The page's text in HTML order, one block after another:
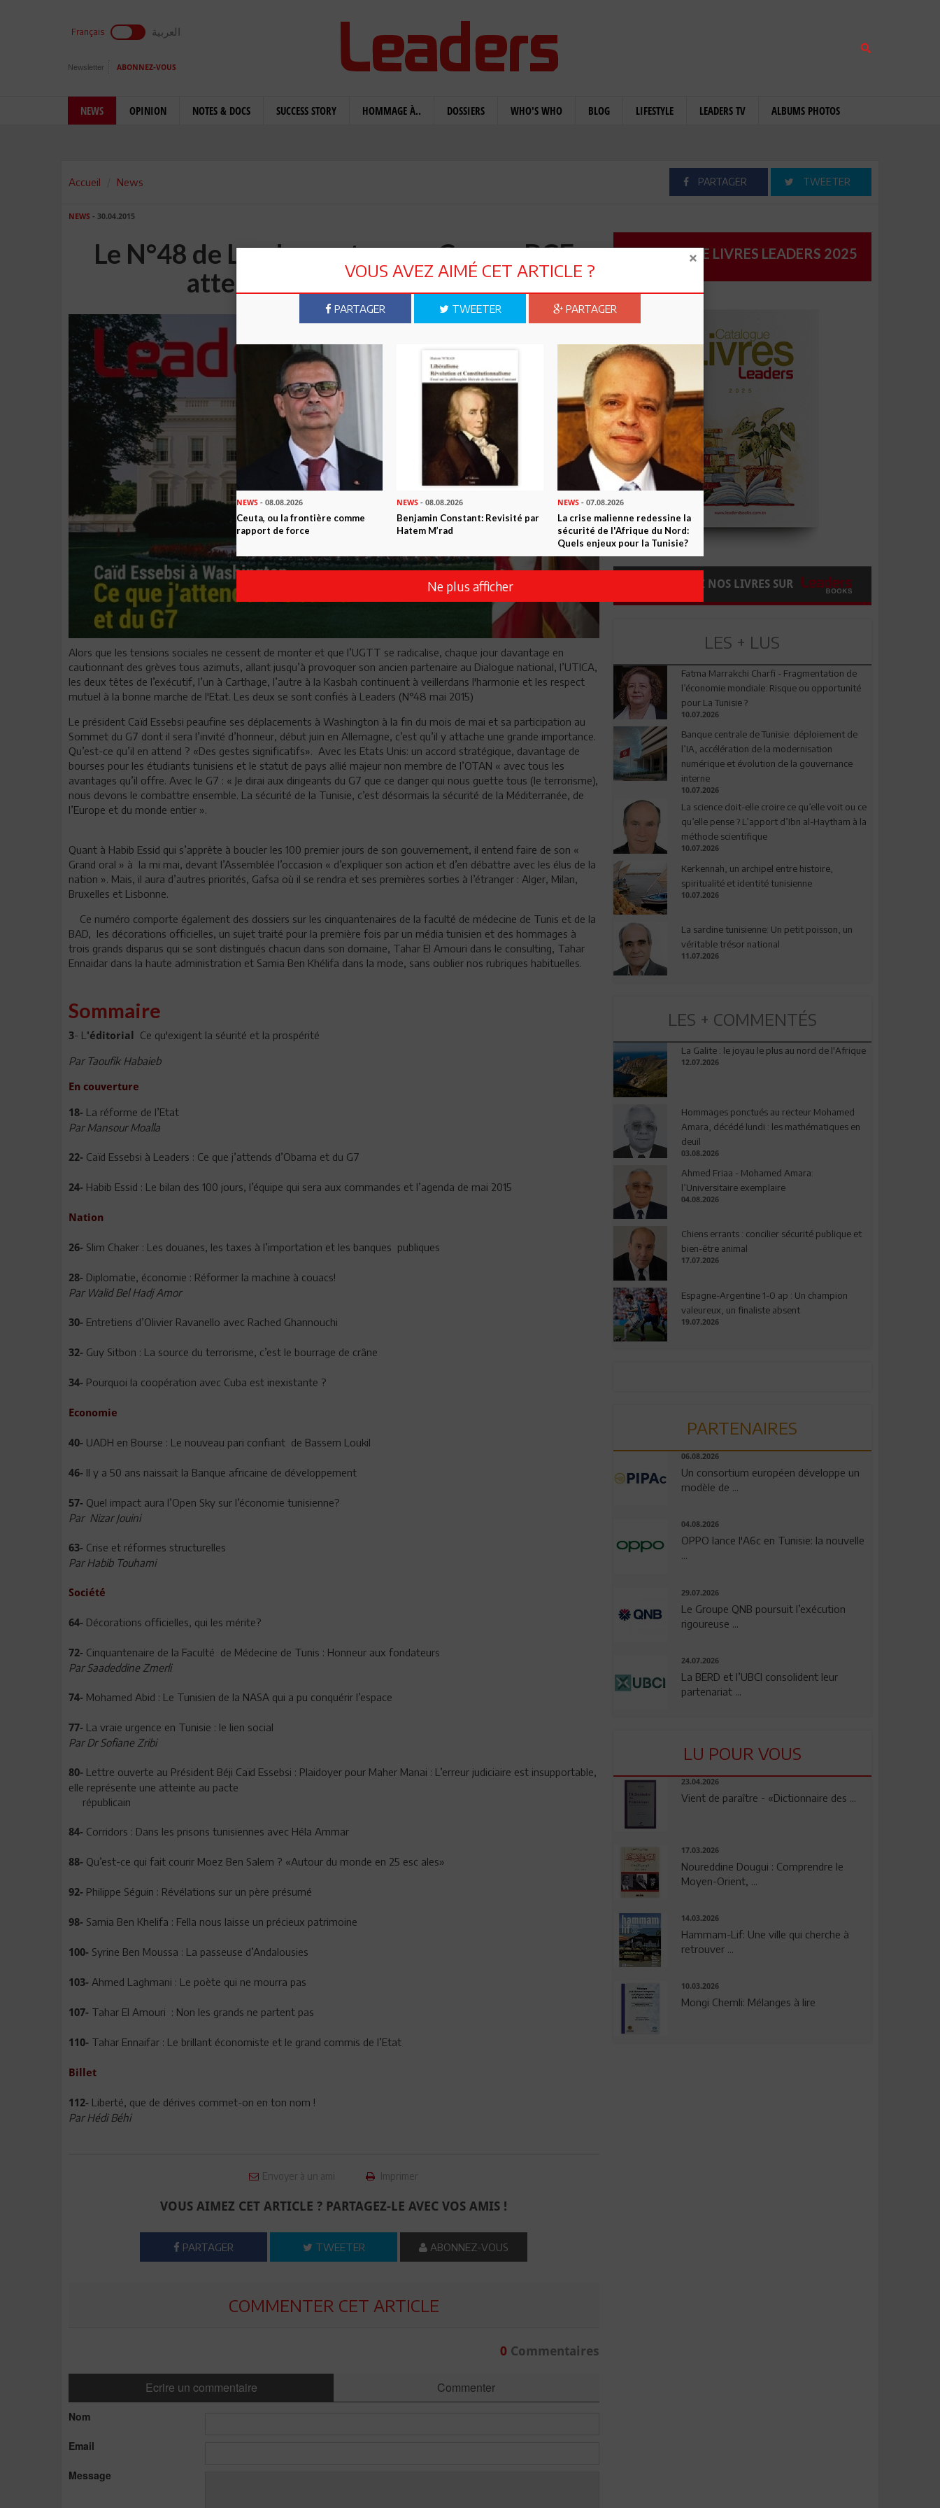
Français العربية
Newsletter ABONNEZ-VOUS
NEWS OPINION NOTES & DOCS SUCCESS STORY HOMMAGE À.. DOSSIERS WHO'S WHO BLOG LIFESTYLE LEADERS TV ALBUMS PHOTOS
Accueil News PARTAGER TWEETER
NEWS - 30.04.2015
Le N°48 de Leaders est paru : Ce que BCE
attend d'Obama et du G7
Alors que les tensions sociales ne cessent de monter et que l’UGTT se radicalise, chaque jour davantage en
cautionnant des grèves tous azimuts, allant jusqu’à provoquer son ancien partenaire au Dialogue national, l’UTICA,
les deux têtes de l’exécutif, l’un à Carthage, l’autre à la Kasbah continuent à veillerdans l'harmonie et les respect
mutuel à la bonne marche de l'Etat. Les deux se sont confiés à Leaders (N°48 mai 2015)
Le président Caïd Essebsi peaufine ses déplacements à Washington à la fin du mois de mai et sa participation au
Sommet du G7 dont il sera l’invité d’honneur, début juin en Allemagne, c’est qu’il y attache une grande importance.
Qu’est-ce qu’il en attend ? «Des gestes significatifs». Avec les Etats Unis: un accord stratégique, davantage de
bourses pour les étudiants tunisiens et le statut de pays allié majeur non membre de l’OTAN « avec tous les
avantages qu’il offre. Avec le G7 : « Je dirai aux dirigeants du G7 que ce danger qui nous guette tous (le terrorisme),
nous devons le combattre ensemble. La sécurité de la Tunisie, c’est désormais la sécurité de la Méditerranée, de
l’Europe et du monde entier ».
Quant à Habib Essid qui s’apprête à boucler les 100 premier jours de son gouvernement, il entend faire de son «
Grand oral » à la mi mai, devant l’Assemblée l’occasion « d’expliquer son action et d’en débattre avec les élus de la
nation ». Mais, il aura d’autres priorités, Gafsa où il se rendra et ses premières sorties à l’étranger : Alger, Milan,
Bruxelles et Lisbonne.
Ce numéro comporte également des dossiers sur les cinquantenaires de la faculté de médecine de Tunis et de la
BAD, les décorations officielles, un sujet traité pour la première fois par un média tunisien et des hommages à
trois grands disparus qui se sont distingués chacun dans son domaine, Tahar El Amouri dans le consulting, Tahar
Ennaidar dans la haute administration et Samia Ben Khélifa dans la mode, sans oublier nos rubriques habituelles.
Sommaire
3- L 'éditorial Ce qu'exigent la séurité et la prospérité
Par Taoufik Habaieb
En couverture
18- La réforme de l’Etat
Par Mansour Moalla
22- Caïd Essebsi à Leaders : Ce que j’attends d’Obama et du G7
24- Habib Essid : Le bilan des 100 jours, l’équipe qui sera aux commandes et l’agenda de mai 2015
Nation
26- Slim Chaker : Les douanes, les taxes à l’importation et les banques publiques
28- Diplomatie, économie : Réformer la machine à couacs!
Par Walid Bel Hadj Amor
30- Entretiens d’Olivier Ravanello avec Rached Ghannouchi
32- Guy Sitbon : La source du terrorisme, c’est le bourrage de crâne
34- Pourquoi la coopération avec Cuba est inexistante ?
Economie
40- UADH en Bourse : Le nouveau pari confiant de Bassem Loukil
46- Il y a 50 ans naissait la Banque africaine de développement
57- Quel impact aura l’Open Sky sur l’économie tunisienne?
Par Nizar Jouini
63- Crise et réformes structurelles
Par Habib Touhami
Société
64- Décorations officielles, qui les mérite?
72- Cinquantenaire de la Faculté de Médecine de Tunis : Honneur aux fondateurs
Par Saadeddine Zmerli
74- Mohamed Abid : Le Tunisien de la NASA qui a pu conquérir l’espace
77- La vraie urgence en Tunisie : le lien social
Par Dr Sofiane Zribi
80- Lettre ouverte au Président Béji Caïd Essebsi : Plaidoyer pour Maher Manai : L’erreur judiciaire est insupportable,
elle représente une atteinte au pacte
républicain
84- Corridors : Dans les prisons tunisiennes avec Héla Ammar
88- Qu’est-ce qui fait courir Moez Ben Salem ? «Autour du monde en 25 esc ales»
92- Philippe Séguin : Révélations sur un père présumé
98- Samia Ben Khelifa : Fella nous laisse un précieux patrimoine
100- Syrine Ben Moussa : La passeuse d’Andalousies
103- Ahmed Laghmani : Le poète qui ne mourra pas
107- Tahar El Amouri : Non les grands ne partent pas
110- Tahar Ennaifar : Le brillant économiste et le grand commis de l’Etat
Billet
112- Liberté, que de dérives commet-on en ton nom !
Par Hédi Béhi
Envoyer à un ami Imprimer
VOUS AIMEZ CET ARTICLE ? PARTAGEZ-LE AVEC VOS AMIS !
PARTAGER TWEETER ABONNEZ-VOUS
COMMENTER CET ARTICLE
0Commentaires
Ecrire un commentaire Commenter
Nom
Email
Message
CATALOGUE LIVRES LEADERS 2025
COMMANDEZ NOS LIVRES SUR
LES + LUS
Fatma Marrakchi Charfi - Fragmentation de
l’économie mondiale: Risque ou opportunité
pour La Tunisie ?
10.07.2026
Banque centrale de Tunisie: déploiement de
l’IA, accélération de la modernisation
numérique et évolution de la gouvernance
interne
10.07.2026
La science doit-elle croire ce qu’elle voit ou ce
qu’elle pense ? L’apport d’Ibn al-Haytham à la
méthode scientifique
10.07.2026
Kerkennah, un archipel entre histoire,
spiritualité et identité tunisienne
10.07.2026
La sardine tunisienne: Un petit poisson, un
véritable trésor national
11.07.2026
LES + COMMENTÉS
La Galite : le joyau le plus au nord de l'Afrique
12.07.2026
Hommages ponctués au recteur Mohamed
Amara, décédé lundi : les mathématiques en
deuil
03.08.2026
Ahmed Friaa - Mohamed Amara:
l’Universitaire exemplaire
04.08.2026
Chiens errants : concilier sécurité publique et
bien-être animal
17.07.2026
Espagne-Argentine 1-0 ap : Un champion
valeureux, un finaliste absent
19.07.2026
PARTENAIRES
06.08.2026
Un consortium européen développe un
modèle de ...
04.08.2026
OPPO lance l'A6c en Tunisie: la nouvelle
...
29.07.2026
Le Groupe QNB poursuit l’exécution
rigoureuse ...
24.07.2026
La BERD et l’UBCI consolident leur
partenariat ...
LU POUR VOUS
23.04.2026
Vient de paraître - «Dictionnaire des ...
17.03.2026
Noureddine Dougui : Comprendre le
Moyen-Orient, ...
14.03.2026
Hammam-Lif: Une ville qui cherche à
retrouver ...
10.03.2026
Mongi Chemli: Mélanges à lire
VOUS AVEZ AIMÉ CET ARTICLE ?
PARTAGER TWEETER PARTAGER
NEWS - 08.08.2026
Ceuta, ou la frontière comme
rapport de force
NEWS - 08.08.2026
Benjamin Constant: Revisité par
Hatem M’rad
NEWS- 07.08.2026
La crise malienne redessine la
sécurité de l'Afrique du Nord:
Quels enjeux pour la Tunisie?
Ne plus afficher